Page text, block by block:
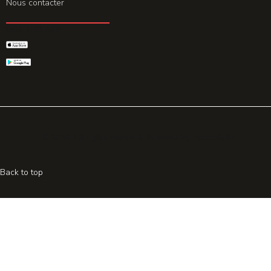
Nous contacter
Back to top